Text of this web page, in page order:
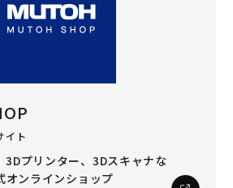
イト
3Dプリンター、3Dスキャナな
オンラインショップ